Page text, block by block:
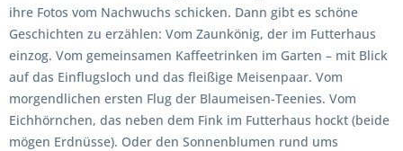
ihre Fotos vom Nachwuchs schicken. Dann gibt es schöne
Geschichten zu erzählen: Vom Zaunkönig, der im Futterhaus
einzog. Vom gemeinsamen Kaffeetrinken im Garten – mit Blick
auf das Einflugsloch und das fleißige Meisenpaar. Vom
morgendlichen ersten Flug der Blaumeisen-Teenies. Vom
Eichhörnchen, das neben dem Fink im Futterhaus hockt (beide
mögen Erdnüsse). Oder den Sonnenblumen rund ums